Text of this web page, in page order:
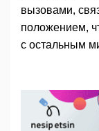
вызовами,
положением,
с остальным